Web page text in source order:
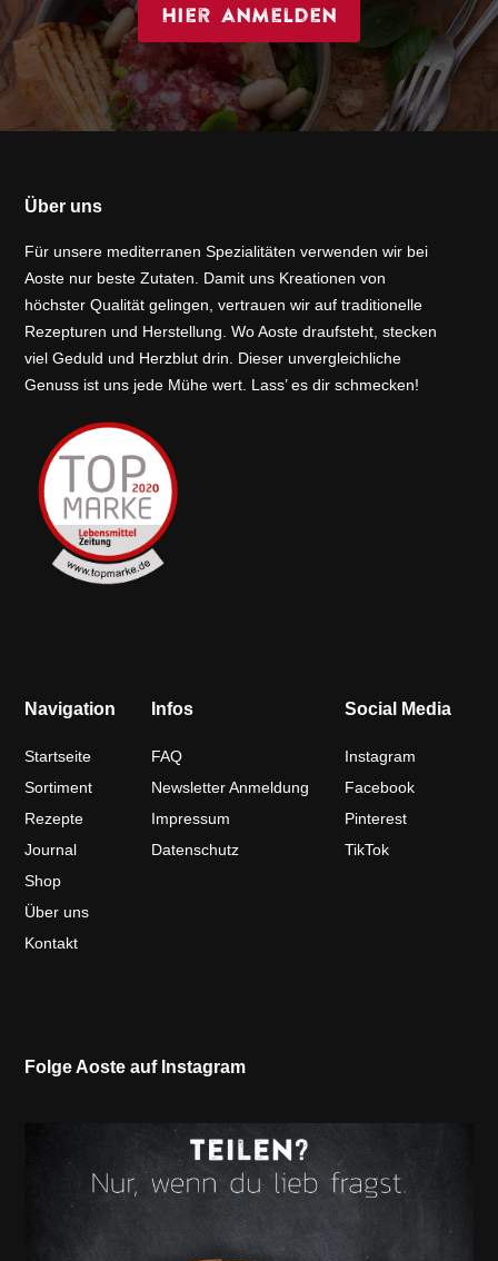
Hier anmelden
Über uns
Für unsere mediterranen Spezialitäten verwenden wir bei
Aoste nur beste Zutaten. Damit uns Kreationen von
höchster Qualität gelingen, vertrauen wir auf traditionelle
Rezepturen und Herstellung. Wo Aoste draufsteht, stecken
viel Geduld und Herzblut drin. Dieser unvergleichliche
Genuss ist uns jede Mühe wert. Lass’ es dir schmecken!
Navigation
Startseite
Sortiment
Rezepte
Journal
Shop
Über uns
Kontakt
Infos
FAQ
Newsletter Anmeldung
Impressum
Datenschutz
Social Media
Instagram
Facebook
Pinterest
TikTok
Folge Aoste auf Instagram